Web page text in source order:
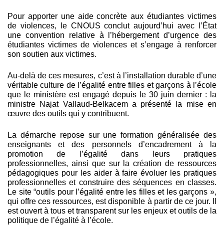
Pour apporter une aide concrète aux étudiantes victimes
de violences, le CNOUS conclut aujourd’hui avec l’État
une convention relative à l’hébergement d’urgence des
étudiantes victimes de violences et s’engage à renforcer
son soutien aux victimes.
Au-delà de ces mesures, c’est à l’installation durable d’une
véritable culture de l’égalité entre filles et garçons à l’école
que le ministère est engagé depuis le 30 juin dernier : la
ministre Najat Vallaud-Belkacema présenté la mise en
œuvre des outils qui y contribuent.
La démarche repose sur une formation généralisée des
enseignants et des personnels d’encadrement à la
promotion de l’égalité dans leurs pratiques
professionnelles, ainsi que sur la création de ressources
pédagogiques pour les aider à faire évoluer les pratiques
professionnelles et construire des séquences en classes.
Le site “outils pour l’égalité entre les filles et les garçons »,
qui offre ces ressources, est disponible à partir de ce jour. Il
est ouvert à tous et transparent sur les enjeux et outils de la
politique de l’égalité à l’école.